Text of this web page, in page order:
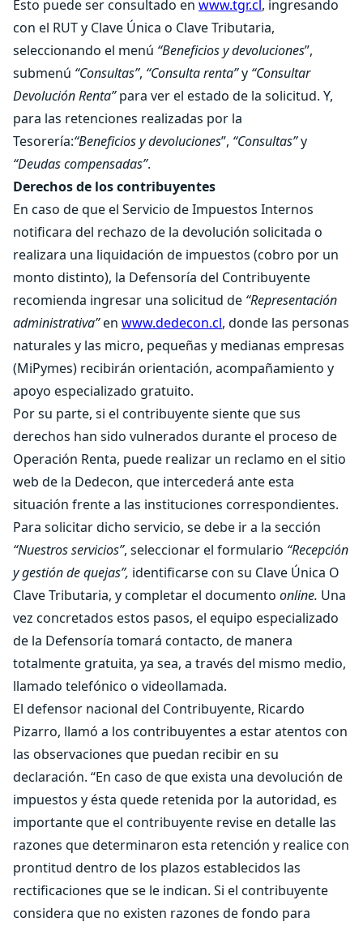
Esto puede ser consultado en www.tgr.cl , ingresando
con el RUT y Clave Única o Clave Tributaria,
seleccionando el menú “Beneficios y devoluciones”,
submenú “Consultas”, “Consulta renta”y “Consultar
Devolución Renta”para ver el estado de la solicitud. Y,
para las retenciones realizadas por la
Tesorería:“Beneficios y devoluciones”, “Consultas”y
“Deudas compensadas”.
Derechos de los contribuyentes
En caso de que el Servicio de Impuestos Internos
notificara del rechazo de la devolución solicitada o
realizara una liquidación de impuestos (cobro por un
monto distinto), la Defensoría del Contribuyente
recomienda ingresar una solicitud de “Representación
administrativa”en www.dedecon.cl, donde las personas
naturales y las micro, pequeñas y medianas empresas
(MiPymes) recibirán orientación, acompañamiento y
apoyo especializado gratuito.
Por su parte, si el contribuyente siente que sus
derechos han sido vulnerados durante el proceso de
Operación Renta, puede realizar un reclamo en el sitio
web de la Dedecon, que intercederá ante esta
situación frente a las instituciones correspondientes.
Para solicitar dicho servicio, se debe ir a la sección
“Nuestros servicios”, seleccionar el formulario “Recepción
y gestión de quejas”, identificarse con su Clave Única O
Clave Tributaria, y completar el documento online. Una
vez concretados estos pasos, el equipo especializado
de la Defensoría tomará contacto, de manera
totalmente gratuita, ya sea, a través del mismo medio,
llamado telefónico o videollamada.
El defensor nacional del Contribuyente, Ricardo
Pizarro, llamó a los contribuyentes a estar atentos con
las observaciones que puedan recibir en su
declaración. “En caso de que exista una devolución de
impuestos y ésta quede retenida por la autoridad, es
importante que el contribuyente revise en detalle las
razones que determinaron esta retención y realice con
prontitud dentro de los plazos establecidos las
rectificaciones que se le indican. Si el contribuyente
considera que no existen razones de fondo para